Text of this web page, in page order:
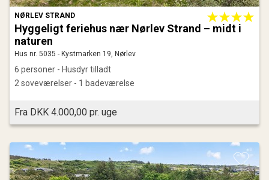
NØRLEV STRAND
Hyggeligt feriehus nær Nørlev Strand – midt i
naturen
Hus nr. 5035 - Kystmarken 19, Nørlev
6 personer - Husdyr tilladt
2 soveværelser - 1 badeværelse
Fra DKK 4.000,00 pr. uge